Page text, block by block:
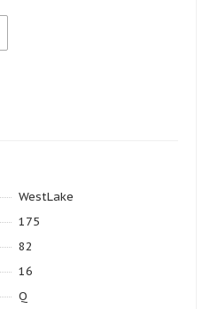
WestLake
175
82
16
Q